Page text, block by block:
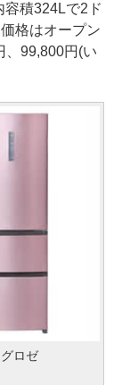
容積324Lで2ド
格はオープン
、99,800円(い
ロゼ